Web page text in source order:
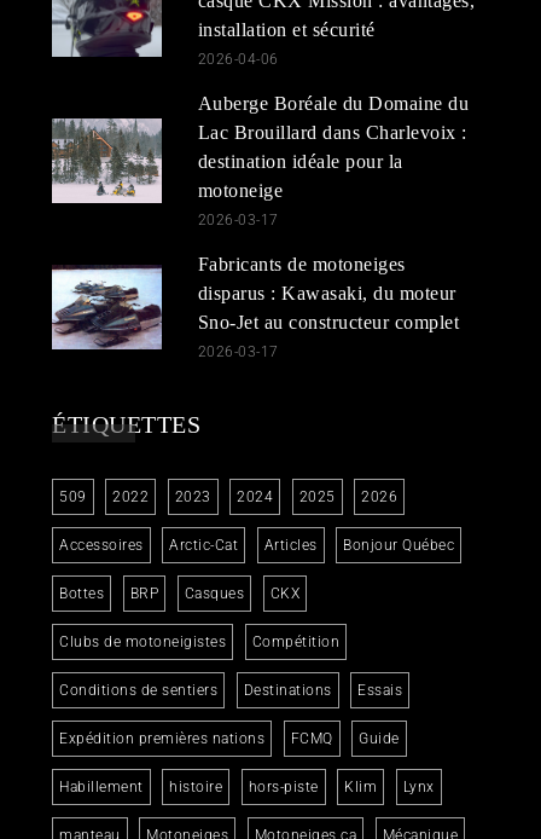
installation et sécurité
2026-04-06
Auberge Boréale du Domaine du
Lac Brouillard dans Charlevoix :
destination idéale pour la
motoneige
2026-03-17
Fabricants de motoneiges
disparus : Kawasaki, du moteur
Sno-Jet au constructeur complet
2026-03-17
ÉTIQUETTES
509 2022 2023 2024 2025 2026
Accessoires Arctic-Cat Articles Bonjour Québec
Bottes BRP Casques CKX
Clubs de motoneigistes Compétition
Conditions de sentiers Destinations Essais
Expédition premières nations FCMQ Guide
Habillement histoire hors-piste Klim Lynx
manteau Motoneiges Motoneiges.ca Mécanique